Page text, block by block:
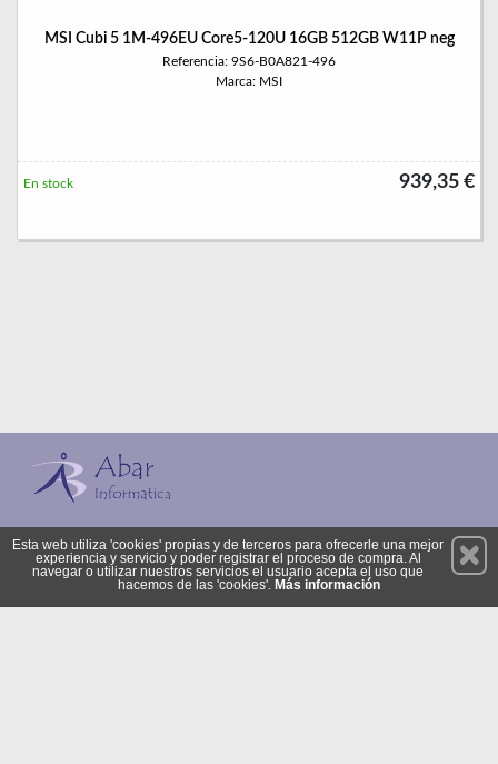
MSI Cubi 5 1M-496EU Core5-120U 16GB 512GB W11P neg
Referencia: 9S6-B0A821-496
Marca: MSI
939,35 €
En stock
Suscríbete
Esta web utiliza 'cookies' propias y de terceros para ofrecerle una mejor
experiencia y servicio y poder registrar el proceso de compra. Al
navegar o utilizar nuestros servicios el usuario acepta el uso que
hacemos de las 'cookies'. Más información